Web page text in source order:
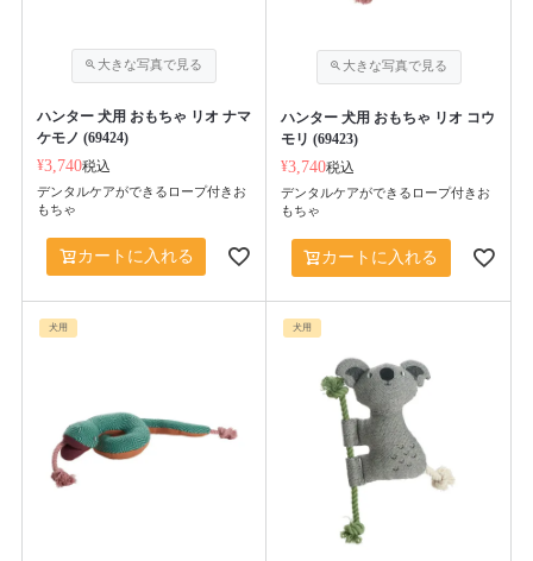
ハンター 犬用 おもちゃ リオ ナマ
ケモノ (69424)
¥3,740税込
デンタルケアができるロープ付きお
もちゃ
カートに入れる
ハンター 犬用 おもちゃ リオ コウ
モリ (69423)
¥3,740税込
デンタルケアができるロープ付きお
もちゃ
カートに入れる
犬用 犬用